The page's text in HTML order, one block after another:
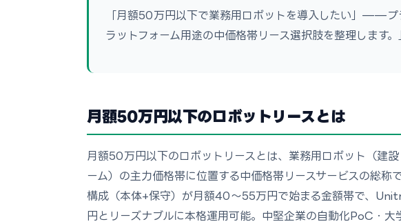
「月額50万円以下で業務用ロボットを導入したい」——
ラットフォーム用途の中価格帯リース選択肢を整理します。
月額50万円以下のロボットリースとは
月額50万円以下のロボットリースとは、業務用ロボット（建
ーム）の主力価格帯に位置する中価格帯リースサービスの総
構成（本体+保守）が月額40〜55万円で始まる金額帯で、
円とリーズナブルに本格運用可能。中堅企業の自動化PoC・